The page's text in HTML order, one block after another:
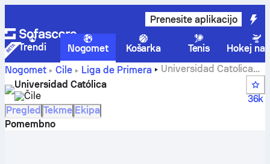
Prenesite aplikacijo
Trendi Nogomet Košarka Tenis
Hokej na
Nogomet
Čile Liga de Primera
Universidad Catolica
rezultati, razporedi, lestvica in statistika igralcev
Universidad Católica
Čile
36k
Pregled Tekme Ekipa
Pomembno